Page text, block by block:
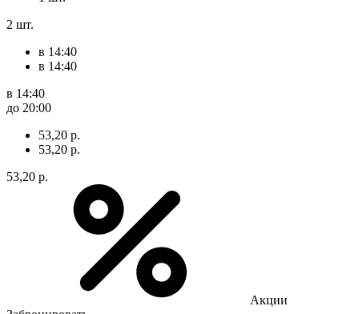
2 шт.
в 14:40
в 14:40
в 14:40
до 20:00
53,20 р.
53,20 р.
53,20 р.
Акции